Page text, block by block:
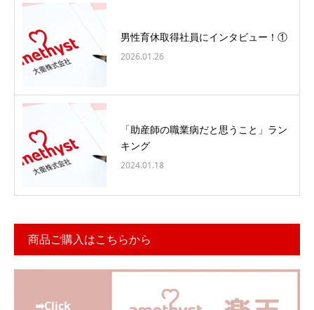
男性育休取得社員にインタビュー！①
2026.01.26
「助産師の職業病だと思うこと」ラン
キング
2024.01.18
商品ご購入はこちらから
➡Click